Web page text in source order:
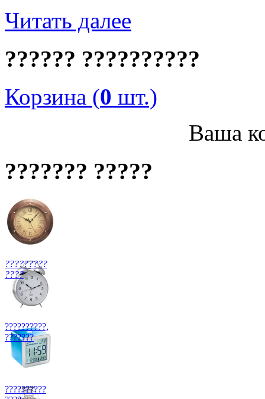
Читать далее
?????? ??????????
Корзина (0 шт.)
Ваша
??????? ?????
?????????
????
??????????,
???????
??????????